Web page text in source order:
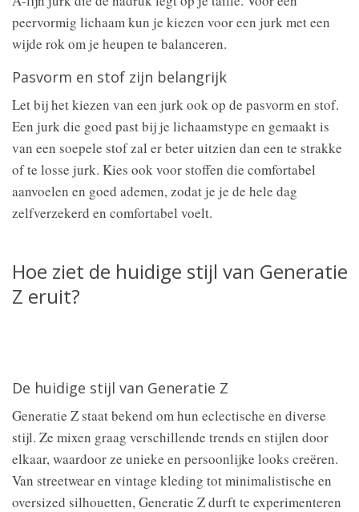
peervormig lichaam kun je kiezen voor een jurk met een
wijde rok om je heupen te balanceren.
Pasvorm en stof zijn belangrijk
Let bij het kiezen van een jurk ook op de pasvorm en stof.
Een jurk die goed past bij je lichaamstype en gemaakt is
van een soepele stof zal er beter uitzien dan een te strakke
of te losse jurk. Kies ook voor stoffen die comfortabel
aanvoelen en goed ademen, zodat je je de hele dag
zelfverzekerd en comfortabel voelt.
Hoe ziet de huidige stijl van Generatie
Z eruit?
De huidige stijl van Generatie Z
Generatie Z staat bekend om hun eclectische en diverse
stijl. Ze mixen graag verschillende trends en stijlen door
elkaar, waardoor ze unieke en persoonlijke looks creëren.
Van streetwear en vintage kleding tot minimalistische en
oversized silhouetten, Generatie Z durft te experimenteren